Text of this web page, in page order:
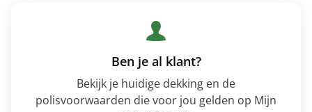
Ben je al klant?
Bekijk je huidige dekking en de
polisvoorwaarden die voor jou gelden op Mijn